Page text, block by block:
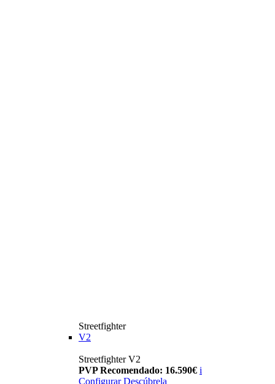
Streetfighter
V2
Streetfighter V2
PVP Recomendado: 16.590€ i
Configurar Descúbrela